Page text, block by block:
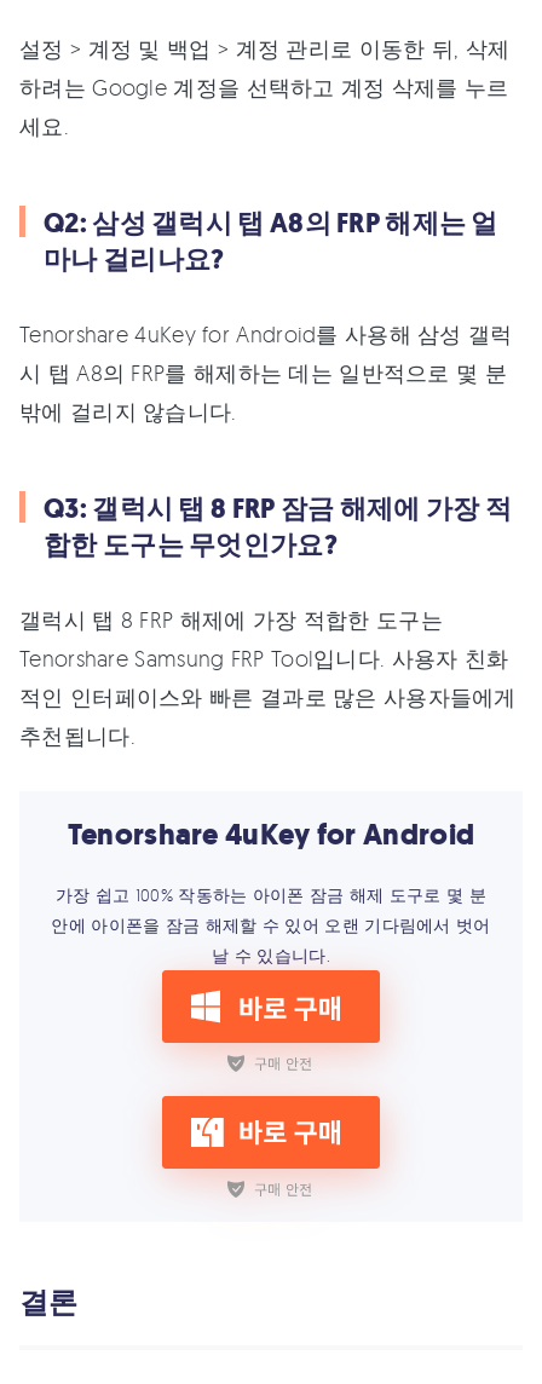
설정 > 계정 및 백업 > 계정 관리로 이동한 뒤, 삭제
하려는 Google 계정을 선택하고 계정 삭제를 누르
세요.
Q2: 삼성 갤럭시 탭 A8의 FRP 해제는 얼
마나 걸리나요?
Tenorshare 4uKey for Android를 사용해 삼성 갤럭
시 탭 A8의 FRP를 해제하는 데는 일반적으로 몇 분
밖에 걸리지 않습니다.
Q3: 갤럭시 탭 8 FRP 잠금 해제에 가장 적
합한 도구는 무엇인가요?
갤럭시 탭 8 FRP 해제에 가장 적합한 도구는
Tenorshare Samsung FRP Tool입니다. 사용자 친화
적인 인터페이스와 빠른 결과로 많은 사용자들에게
추천됩니다.
Tenorshare 4uKey for Android
가장 쉽고 100% 작동하는 아이폰 잠금 해제 도구로 몇 분
안에 아이폰을 잠금 해제할 수 있어 오랜 기다림에서 벗어
날 수 있습니다.
결론